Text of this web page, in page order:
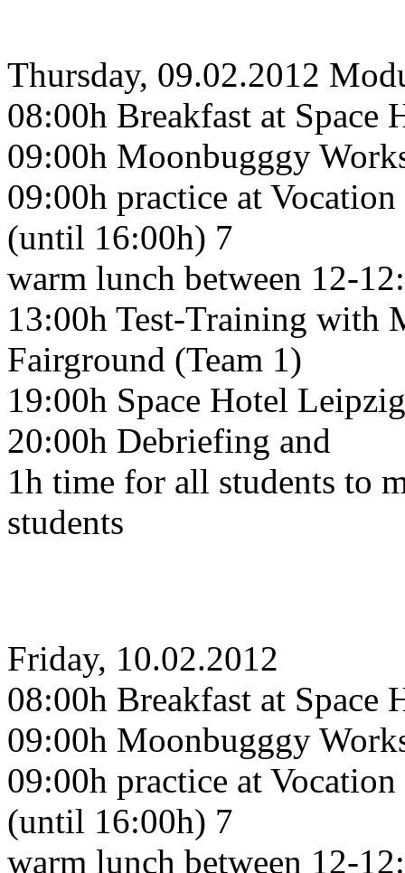
Thursday, 09.02.2012
08:00h Breakfast at Space
09:00h Moonbugggy
09:00h practice at
(until 16:00h) 7
warm lunch between 12-
13:00h Test-Training with
Fairground (Team 1)
19:00h Space Hotel
20:00h Debriefing and
1h time for all students to
students
Friday, 10.02.2012
08:00h Breakfast at Space
09:00h Moonbugggy
09:00h practice at
(until 16:00h) 7
warm lunch between 12-